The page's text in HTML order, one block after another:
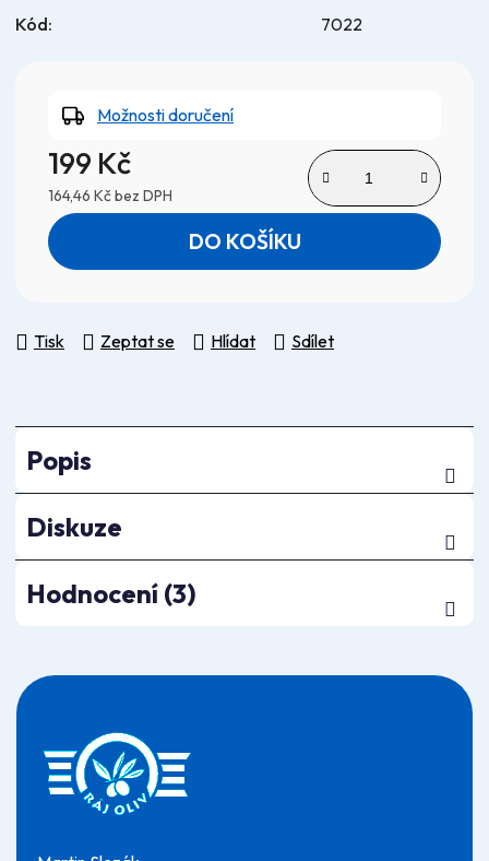
Kód:
7022
Možnosti doručení
199 Kč
164,46 Kč bez DPH
Měrná cena: DO KOŠÍKU
Tisk Zeptat se Hlídat Sdílet
Popis
Diskuze
Hodnocení (3)
Z
á